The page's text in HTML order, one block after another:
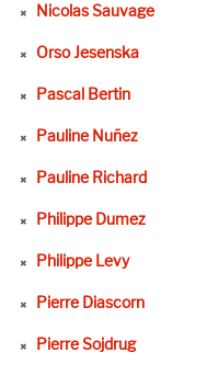
Nicolas Sauvage
Orso Jesenska
Pascal Bertin
Pauline Nuñez
Pauline Richard
Philippe Dumez
Philippe Levy
Pierre Diascorn
Pierre Sojdrug